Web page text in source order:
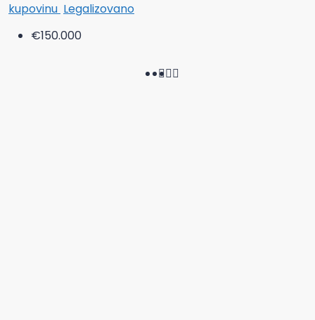
kupovinu Legalizovano
€150.000